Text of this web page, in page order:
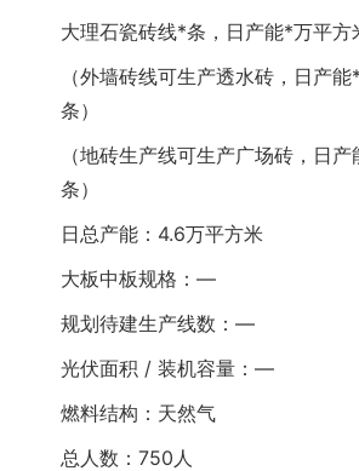
大理石瓷砖线*条，日产能*万平方
（外墙砖线可生产透水砖，日产
条）
（地砖生产线可生产广场砖，日
条）
日总产能：4.6万平方米
大板中板规格：—
规划待建生产线数：—
光伏面积 / 装机容量：—
燃料结构：天然气
总人数：750人